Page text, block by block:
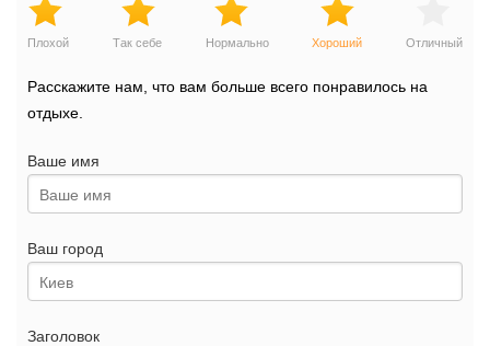
Плохой Так себе Нормально Хороший Отличный
Расскажите нам, что вам больше всего понравилось на
отдыхе.
Ваше имя
Ваш город
Заголовок